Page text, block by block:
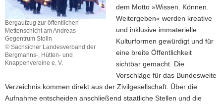
Bergaufzug zur öffentlichen
Mettenschicht am Andreas
Gegentrum Stolln
© Sächsicher Landesverband der
Bergmanns-, Hütten- und
Knappenvereine e. V.
öffentlichen
Mettenschicht
dem Motto »Wissen. Können.
Weitergeben« werden kreative
und inklusive immaterielle
Kulturformen gewürdigt und für
eine breite Öffentlichkeit
sichtbar gemacht. Die
Vorschläge für das Bundesweite
Verzeichnis kommen direkt aus der Zivilgesellschaft. Über die
Aufnahme entscheiden anschließend staatliche Stellen und die